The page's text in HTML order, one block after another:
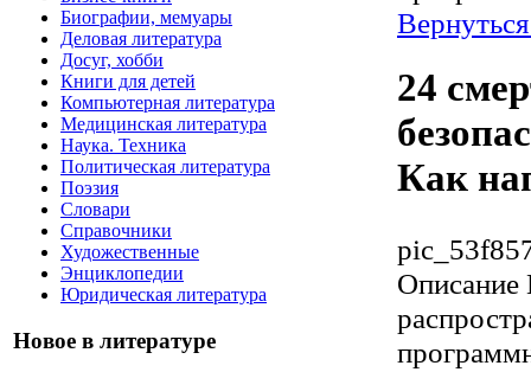
Биографии, мемуары
Деловая литература
Досуг, хобби
Книги для детей
Компьютерная литература
Медицинская литература
Наука. Техника
Политическая литература
Поэзия
Словари
Справочники
Художественные
Энциклопедии
Юридическая литература
Новое в литературе
24
Как
Описание